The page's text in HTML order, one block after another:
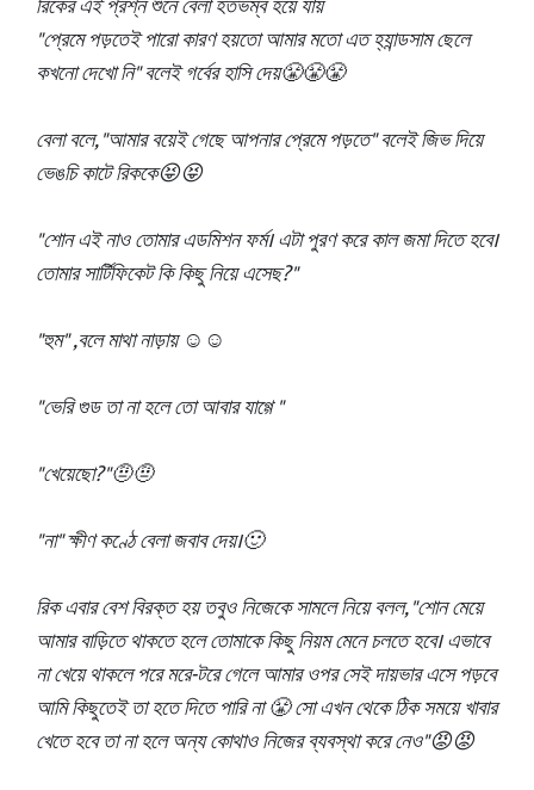
রিকের এই প্রশ্ন শুনে বেলা হতভম্ব হয়ে যায়
"প্রেমে পড়তেই পারো কারণ হয়তো আমার মতো এত হ্যান্ডসাম ছেলে
কখনো দেখো নি" বলেই গর্বের হাসি দেয়😤😤😤
বেলা বলে, "আমার বয়েই গেছে আপনার প্রেমে পড়তে" বলেই জিভ দিয়ে
ভেঙচি কাটে রিককে😝😝
"শোন এই নাও তোমার এডমিশন ফর্ম। এটা পুরণ করে কাল জমা দিতে হবে।
তোমার সার্টিফিকেট কি কিছু নিয়ে এসেছ?"
"হুম" ,বলে মাথা নাড়ায় ☺️☺️
"ভেরি গুড তা না হলে তো আবার যাগ্গে "
"খেয়েছো?"🤨🤨
"না" ক্ষীণ কণ্ঠে বেলা জবাব দেয়।🙂
রিক এবার বেশ বিরক্ত হয় তবুও নিজেকে সামলে নিয়ে বলল, "শোন মেয়ে
আমার বাড়িতে থাকতে হলে তোমাকে কিছু নিয়ম মেনে চলতে হবে। এভাবে
না খেয়ে থাকলে পরে মরে-টরে গেলে আমার ওপর সেই দায়ভার এসে পড়বে
আমি কিছুতেই তা হতে দিতে পারি না 😤 সো এখন থেকে ঠিক সময়ে খাবার
খেতে হবে তা না হলে অন্য কোথাও নিজের ব্যবস্থা করে নেও"😡😡